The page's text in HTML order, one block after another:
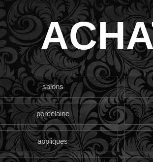
salons
porcelaine
appliques